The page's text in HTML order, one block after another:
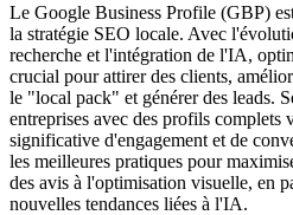
Le Google Business Profile (GBP)
la stratégie SEO locale. Avec
recherche et l'intégration de l'IA,
crucial pour attirer des clients,
le "local pack" et générer des leads.
entreprises avec des profils complets
significative d'engagement et de
les meilleures pratiques pour
des avis à l'optimisation visuelle, en
nouvelles tendances liées à l'IA.